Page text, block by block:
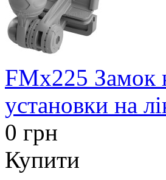
FMx225 Замок
установки на
0 грн
Купити